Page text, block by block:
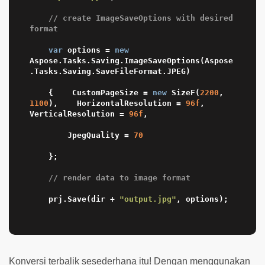
// create ImageSaveOptions with desired
format
var options = new
Aspose.Tasks.Saving.ImageSaveOptions(Aspose
.Tasks.Saving.SaveFileFormat.JPEG)
    {    CustomPageSize =
new SizeF( 2200
1100 ),    HorizontalResolution = 96f ,
VerticalResolution = 96f ,
        JpegQuality =
70
// render data to image format
    prj.Save(dir +
"output.jpg" , options);
Konversi terbalik sesederhana itu! Dengan menggunakan